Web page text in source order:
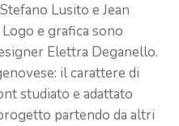
Lusito e Jean
e grafica sono
Elettra Deganello.
il carattere di
studiato e adattato
partendo da altri